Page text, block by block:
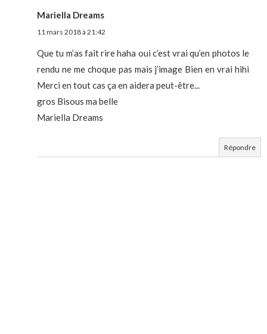
Mariella Dreams
11 mars 2018 à 21:42
Que tu m’as fait rire haha oui c’est vrai qu’en photos le
rendu ne me choque pas mais j’image Bien en vrai hihi
Merci en tout cas ça en aidera peut-être...
gros Bisous ma belle
Mariella Dreams
Répondre